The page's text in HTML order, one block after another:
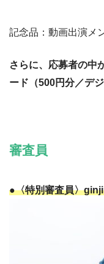
記念品：動画出演メ
さらに、応募者の中
ード（500円分／デ
審査員
●〈特別審査員〉